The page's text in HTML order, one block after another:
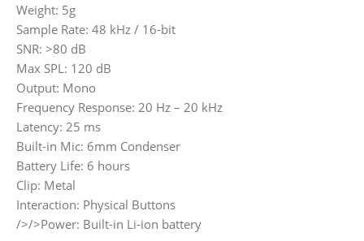
Weight: 5g
Sample Rate: 48 kHz / 16-bit
SNR: >80 dB
Max SPL: 120 dB
Output: Mono
Frequency Response: 20 Hz – 20 kHz
Latency: 25 ms
Built-in Mic: 6mm Condenser
Battery Life: 6 hours
Clip: Metal
Interaction: Physical Buttons
/>/>Power: Built-in Li-ion battery